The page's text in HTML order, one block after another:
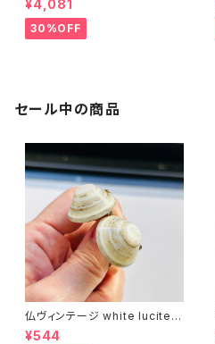
¥4,081
30%OFF
セール中の商品
仏ヴィンテージ white lucite c
onfetti 山型イヤリング
¥544